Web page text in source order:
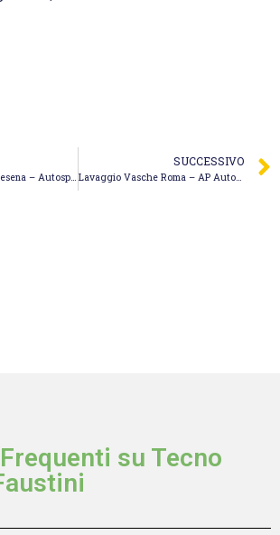
Lavaggio Vasche Cesena – Autospurghi Cesena di Irimia Marin
SUCCESSIVO
Lavaggio Vasche Roma – AP Autospurgo & Stappaggi Roma
su Tecno